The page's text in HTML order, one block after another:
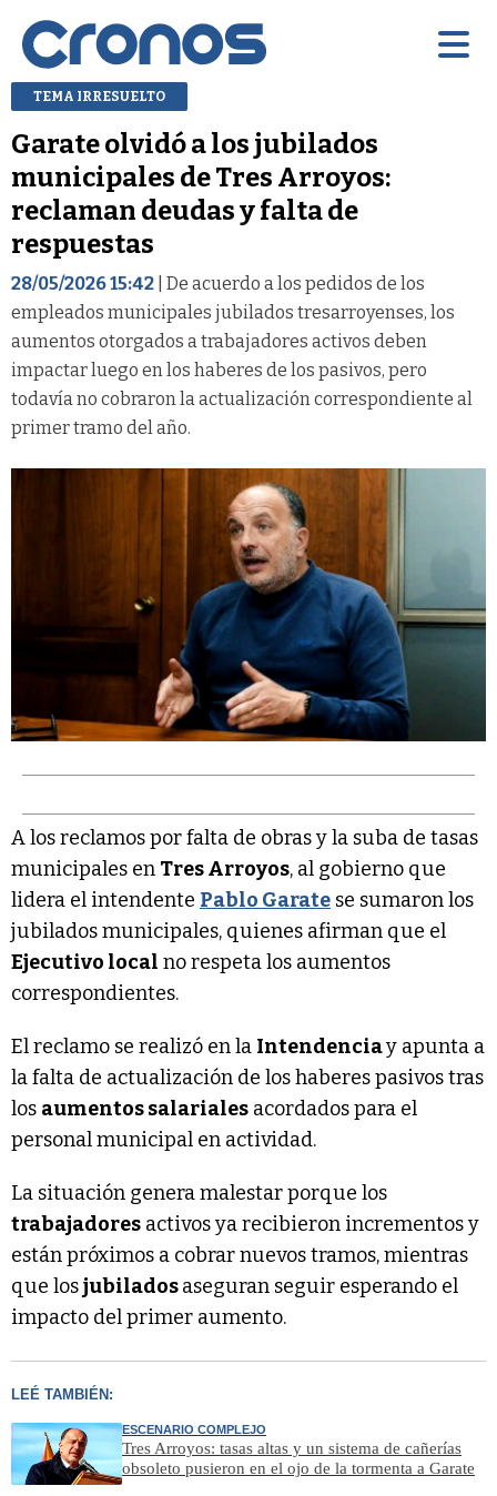
TEMA IRRESUELTO
Garate olvidó a los jubilados
municipales de Tres Arroyos:
reclaman deudas y falta de
respuestas
28/05/2026 15:42 | De acuerdo a los pedidos de los
empleados municipales jubilados tresarroyenses, los
aumentos otorgados a trabajadores activos deben
impactar luego en los haberes de los pasivos, pero
todavía no cobraron la actualización correspondiente al
primer tramo del año.
A los reclamos por falta de obras y la suba de tasas
municipales en Tres Arroyos, al gobierno que
lidera el intendente Pablo Garate se sumaron los
jubilados municipales, quienes afirman que el
Ejecutivo local no respeta los aumentos
correspondientes.
El reclamo se realizó en la Intendenciay apunta a
la falta de actualización de los haberes pasivos tras
los aumentos salariales acordados para el
personal municipal en actividad.
La situación genera malestar porque los
trabajadores activos ya recibieron incrementos y
están próximos a cobrar nuevos tramos, mientras
que losjubiladosaseguran seguir esperando el
impacto del primer aumento.
LEÉ TAMBIÉN:
ESCENARIO COMPLEJO
Tres Arroyos: tasas altas y un sistema de cañerías
obsoleto pusieron en el ojo de la tormenta a Garate